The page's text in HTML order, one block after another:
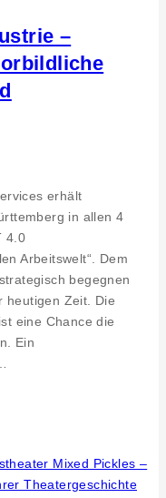
–
erhält
in allen 4
4.0
Arbeitswelt“. Dem
begegnen
heutigen Zeit. Die
eine Chance die
Ein